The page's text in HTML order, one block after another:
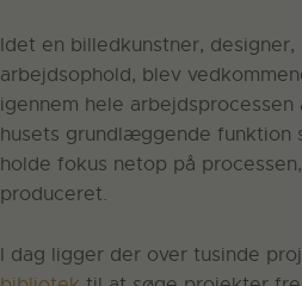
Idet en billedkunstner,
arbejdsophold, blev
igennem hele
husets grundlæggende
holde fokus netop på
produceret.
I dag ligger der over tusinde